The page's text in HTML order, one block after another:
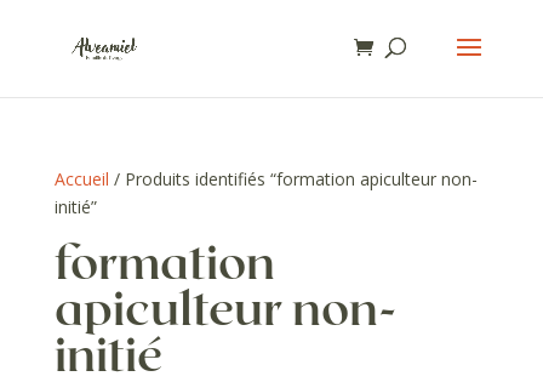
Accueil / Produits identifiés “formation apiculteur non-
initié”
formation
apiculteur non-
initié